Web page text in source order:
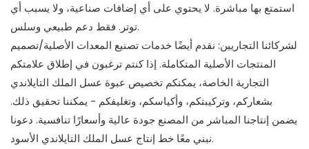
استمتع بها مباشرة. لا يحتوي على أي إضافات صناعية، ولا يسبب أي
توتر. فقط دعم طبيعي وسلس.
لشركائنا التجاريين: نقدم أيضًا خدمات تصنيع المعدات الأصلية/تصميم
المنتجات الأصلية المتكاملة. إذا كنتم ترغبون في إطلاق علامتكم
التجارية الخاصة، يمكنكم تخصيص عبوة عسل الملك التايلاندي
بشعاركم، وتركيبتكم، وأكياسكم، وتغليفكم - يمكننا تحقيق ذلك.
يضمن إنتاجنا المباشر من المصنع جودة عالية وأسعارًا تنافسية. دعونا
نبني معًا خط إنتاج عسل الملك التايلاندي الأسود.